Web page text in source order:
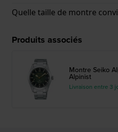
Quelle taille de montre
Produits associés
Montre Seiko
Alpinist
Livraison entre 3